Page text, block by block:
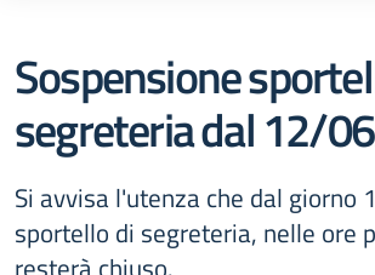
Sospensione
segreteria dal 12/
Si avvisa l'utenza che dal giorno
sportello di segreteria, nelle ore